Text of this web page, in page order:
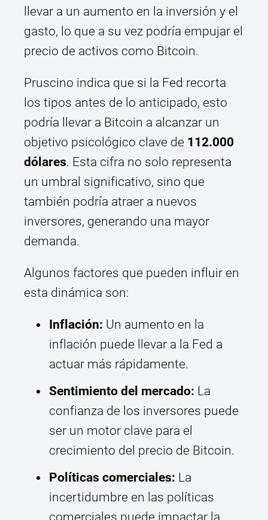
llevar a un aumento en la inversión y el
gasto, lo que a su vez podría empujar el
precio de activos como Bitcoin.
Pruscino indica que si la Fed recorta
los tipos antes de lo anticipado, esto
podría llevar a Bitcoin a alcanzar un
objetivo psicológico clave de 112.000
dólares. Esta cifra no solo representa
un umbral significativo, sino que
también podría atraer a nuevos
inversores, generando una mayor
demanda.
Algunos factores que pueden influir en
esta dinámica son:
Inflación: Un aumento en la
inflación puede llevar a la Fed a
actuar más rápidamente.
Sentimiento del mercado: La
confianza de los inversores puede
ser un motor clave para el
crecimiento del precio de Bitcoin.
Políticas comerciales: La
incertidumbre en las políticas
comerciales puede impactar la